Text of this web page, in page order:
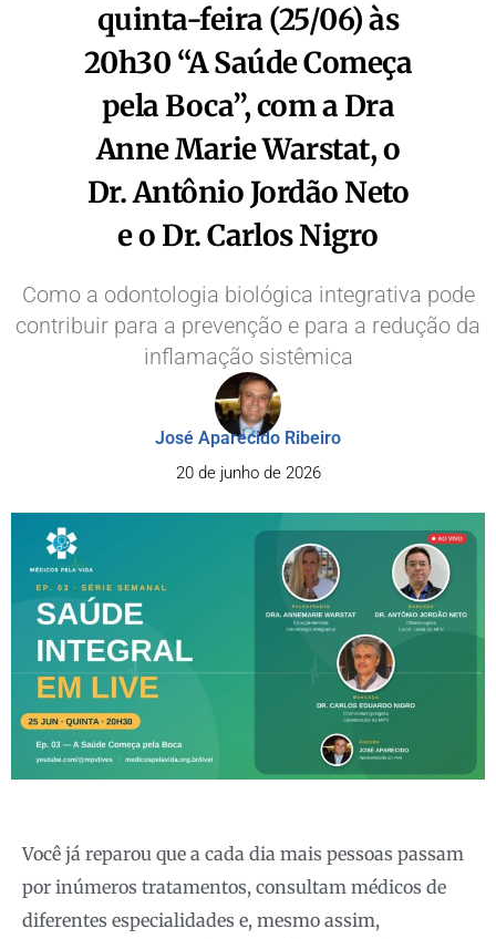
quinta-feira (25/06) às
20h30 “A Saúde Começa
pela Boca”, com a Dra
Anne Marie Warstat, o
Dr. Antônio Jordão Neto
e o Dr. Carlos Nigro
Como a odontologia biológica integrativa pode
contribuir para a prevenção e para a redução da
inflamação sistêmica
José Aparecido Ribeiro
20 de junho de 2026
Você já reparou que a cada dia mais pessoas passam
por inúmeros tratamentos, consultam médicos de
diferentes especialidades e, mesmo assim,